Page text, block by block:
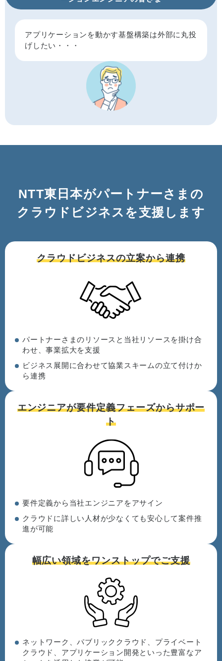
アプリケーションを動かす基盤構築は外部に丸投
げしたい・・・
NTT東日本がパートナーさまの
クラウドビジネスを支援します
クラウドビジネスの立案から連携
パートナーさまのリソースと当社リソースを掛け合
わせ、事業拡大を支援
ビジネス展開に合わせて協業スキームの立て付けか
ら連携
エンジニアが要件定義フェーズからサポー
ト
要件定義から当社エンジニアをアサイン
クラウドに詳しい人材が少なくても安心して案件推
進が可能
幅広い領域をワンストップでご支援
ネットワーク、パブリッククラウド、プライベート
クラウド、アプリケーション開発といった豊富なア